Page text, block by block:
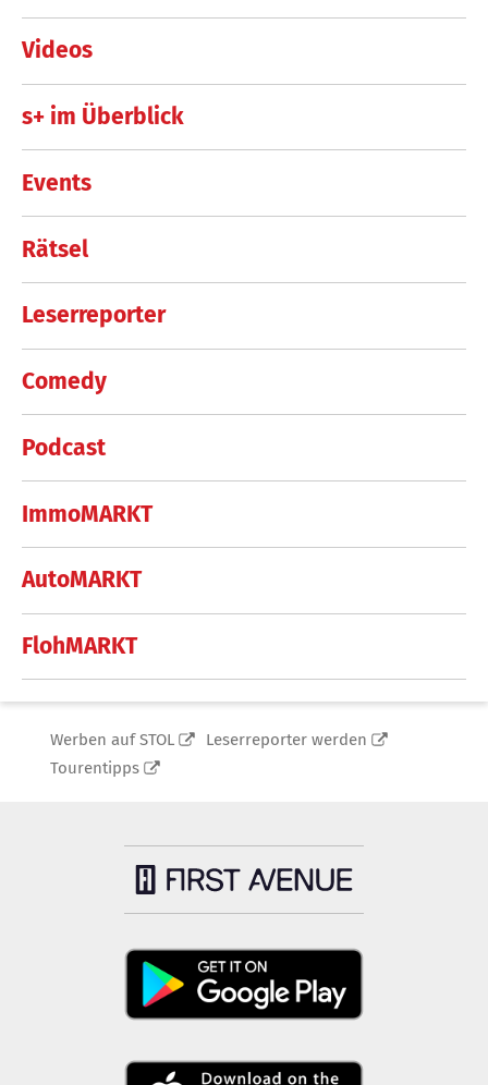
Videos
s+ im Überblick
Events
Rätsel
Leserreporter
Comedy
Podcast
ImmoMARKT
AutoMARKT
FlohMARKT
Werben auf STOL
Leserreporter werden
Tourentipps